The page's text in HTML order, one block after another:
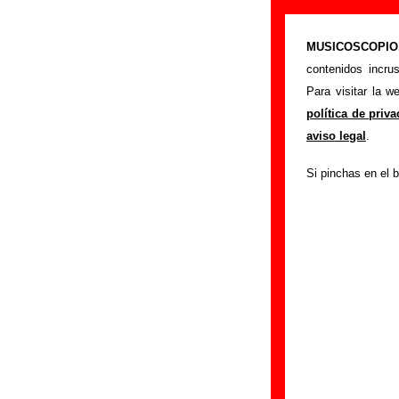
contenidos
Para visitar la
política de
aviso legal .
Si pinchas en el
Nosoträsh -
Portada >
Si tienes
siguiente
colaboración.
Nombre: